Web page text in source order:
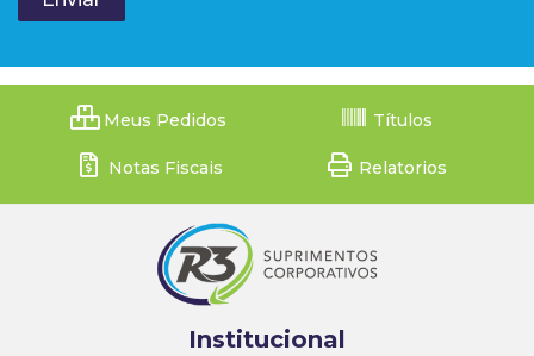
Meus Pedidos Títulos
Notas Fiscais Relatorios
Institucional